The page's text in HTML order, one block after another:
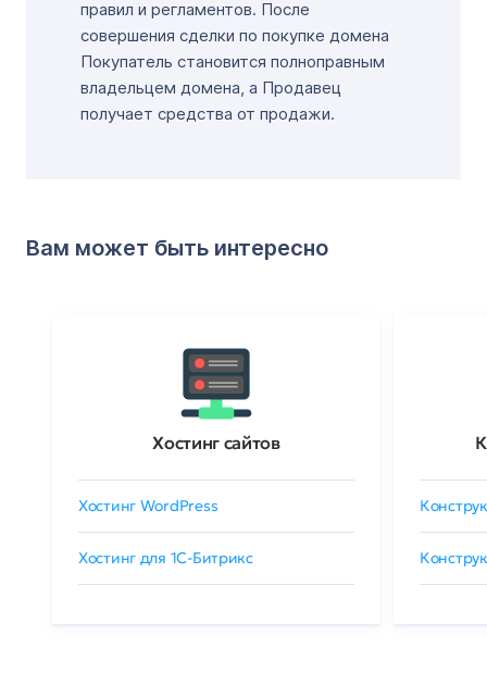
правил и регламентов. После
совершения сделки по покупке домена
Покупатель становится полноправным
владельцем домена, а Продавец
получает средства от продажи.
Вам может быть интересно
Хостинг сайтов
Хостинг WordPress
Хостинг для 1C-Битрикс